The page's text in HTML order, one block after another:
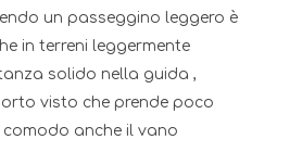
un passeggino leggero è
in terreni leggermente
solido nella guida ,
visto che prende poco
anche il vano